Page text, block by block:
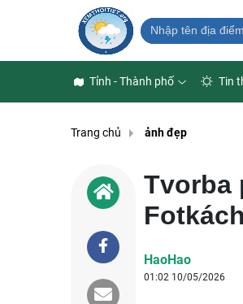
Tỉnh - Thành phố Tin
Trang chủ ảnh đẹp
Tvorba
HaoHao
01:02 10/05/2026